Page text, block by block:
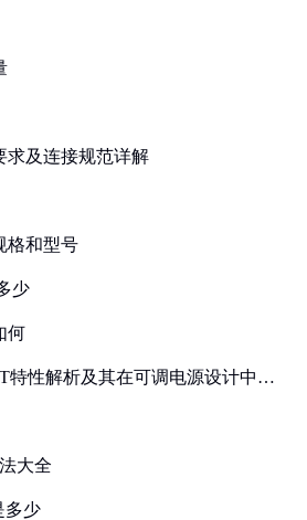
求及连接规范详解
格和型号
少
何
特性解析及其在可调电源设计中的
大全
多少